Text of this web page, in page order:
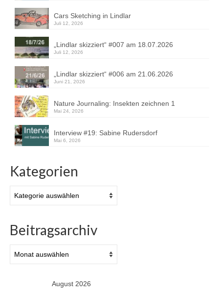
Cars Sketching in Lindlar
Juli 12, 2026
„Lindlar skizziert“ #007 am 18.07.2026
Juli 12, 2026
„Lindlar skizziert“ #006 am 21.06.2026
Juni 21, 2026
Nature Journaling: Insekten zeichnen 1
Mai 24, 2026
Interview #19: Sabine Rudersdorf
Mai 6, 2026
Kategorien
Beitragsarchiv
August 2026